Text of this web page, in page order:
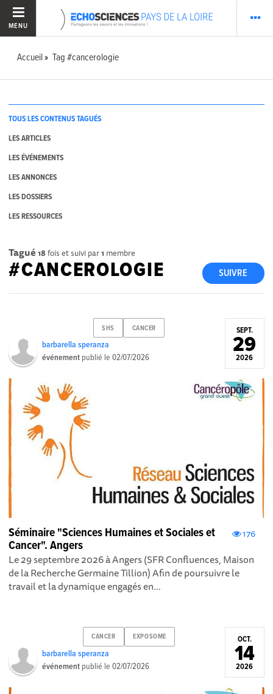
MENU
Accueil Tag #cancerologie
TOUS LES CONTENUS TAGUÉS
LES ARTICLES
LES ÉVÉNEMENTS
LES ANNONCES
LES DOSSIERS
LES RESSOURCES
Tagué 18 fois et suivi par1 membre
SUIVRE
#CANCEROLOGIE
SHS CANCER
barbarella speranza
événement publié le02/07/2026
SEPT.
29
2026
176
Séminaire "Sciences Humaines et Sociales et
Cancer". Angers
Le 29 septembre 2026 à Angers (SFR Confluences, Maison
de la Recherche Germaine Tillion) Afin de poursuivre le
travail et la dynamique engagés en...
CANCER EXPOSOME
barbarella speranza
événement publié le02/07/2026
OCT.
14
2026